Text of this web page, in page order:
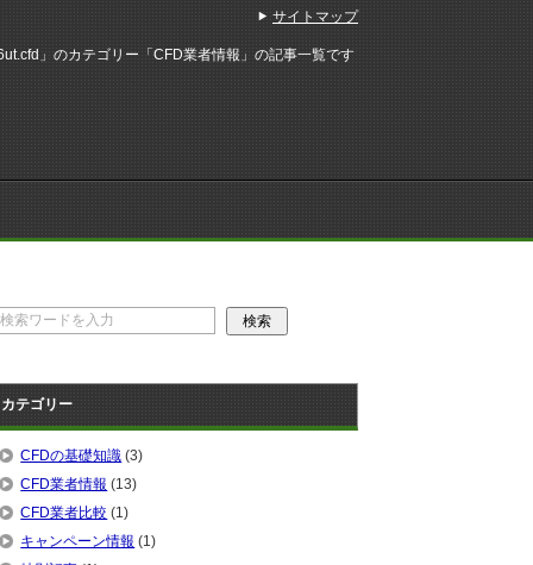
」のカテゴリー「CFD業者情報」の記事一覧です
カテゴリー
CFDの基礎知識 (3)
CFD業者情報 (13)
CFD業者比較 (1)
キャンペーン情報 (1)
サイトマップ